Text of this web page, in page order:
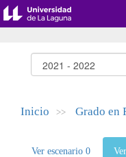
Inicio >> Grado en
Ver escenario 0